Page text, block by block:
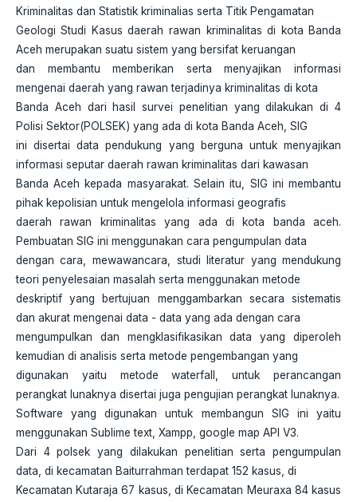
Kriminalitas dan Statistik kriminalias serta Titik Pengamatan
Geologi Studi Kasus daerah rawan kriminalitas di kota Banda
Aceh merupakan suatu sistem yang bersifat keruangan
dan membantu memberikan serta menyajikan informasi
mengenai daerah yang rawan terjadinya kriminalitas di kota
Banda Aceh dari hasil survei penelitian yang dilakukan di 4
Polisi Sektor(POLSEK) yang ada di kota Banda Aceh, SIG
ini disertai data pendukung yang berguna untuk menyajikan
informasi seputar daerah rawan kriminalitas dari kawasan
Banda Aceh kepada masyarakat. Selain itu, SIG ini membantu
pihak kepolisian untuk mengelola informasi geografis
daerah rawan kriminalitas yang ada di kota banda aceh.
Pembuatan SIG ini menggunakan cara pengumpulan data
dengan cara, mewawancara, studi literatur yang mendukung
teori penyelesaian masalah serta menggunakan metode
deskriptif yang bertujuan menggambarkan secara sistematis
dan akurat mengenai data - data yang ada dengan cara
mengumpulkan dan mengklasifikasikan data yang diperoleh
kemudian di analisis serta metode pengembangan yang
digunakan yaitu metode waterfall, untuk perancangan
perangkat lunaknya disertai juga pengujian perangkat lunaknya.
Software yang digunakan untuk membangun SIG ini yaitu
menggunakan Sublime text, Xampp, google map API V3.
Dari 4 polsek yang dilakukan penelitian serta pengumpulan
data, di kecamatan Baiturrahman terdapat 152 kasus, di
Kecamatan Kutaraja 67 kasus, di Kecamatan Meuraxa 84 kasus